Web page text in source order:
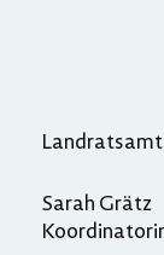
Sarah Grätz